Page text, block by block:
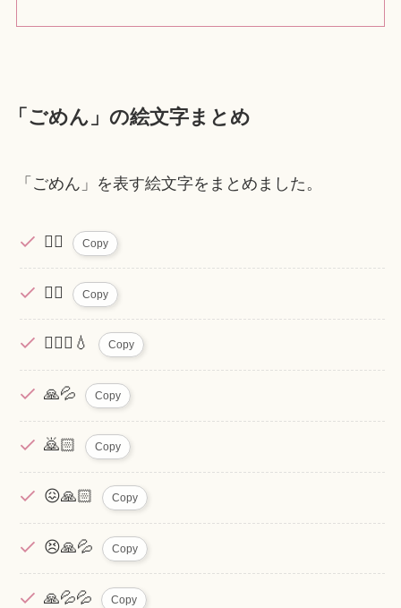
「ごめん」の絵文字まとめ
「ごめん」を表す絵文字をまとめました。
🙇‍♂️ Copy
🙇‍♀️ Copy
🙇🏻‍♀️‪💧 Copy
🙏💦 Copy
🙇🏻 Copy
😖🙏🏻 Copy
😣🙏💦 Copy
🙏💦💦 Copy